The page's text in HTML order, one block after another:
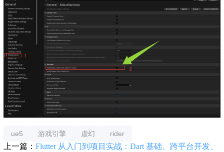
ue5 游戏引擎 虚幻 rider
上一篇： Flutter 从入门到项目实战：Dart 基础、跨平台开发、